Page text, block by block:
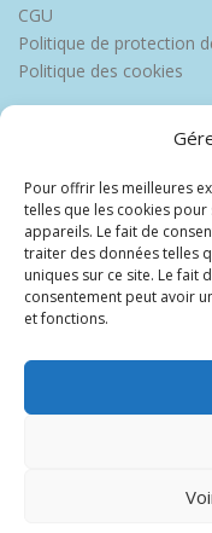
Pour offrir les meilleures
telles que les cookies
appareils. Le fait de
traiter des données telles
uniques sur ce site. Le fait
consentement peut avoir
et fonctions.
CGU
Politique de protection
Politique des cookies
Copyright © 2026